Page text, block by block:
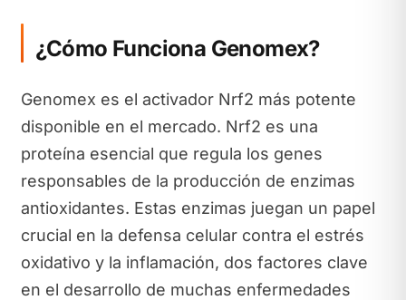
¿Cómo Funciona Genomex?
Genomex es el activador Nrf2 más potente
disponible en el mercado. Nrf2 es una
proteína esencial que regula los genes
responsables de la producción de enzimas
antioxidantes. Estas enzimas juegan un papel
crucial en la defensa celular contra el estrés
oxidativo y la inflamación, dos factores clave
en el desarrollo de muchas enfermedades